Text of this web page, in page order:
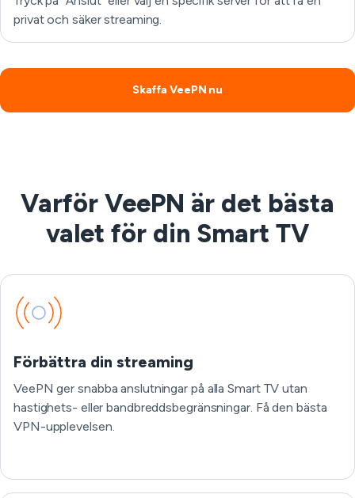
privat och säker streaming.
Skaffa VeePN nu
Varför VeePN är det bästa
valet för din Smart TV
Förbättra din streaming
VeePN ger snabba anslutningar på alla Smart TV utan
hastighets- eller bandbreddsbegränsningar. Få den bästa
VPN-upplevelsen.